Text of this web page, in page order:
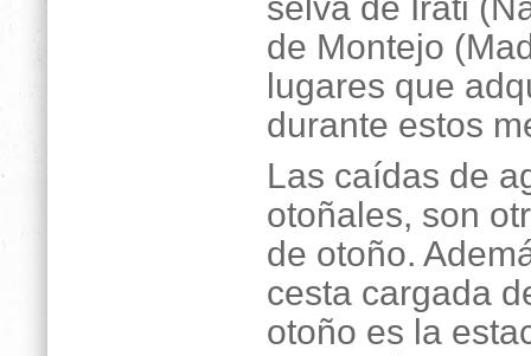
de Montejo
lugares que
durante estos
Las caídas de
otoñales, son
de otoño.
cesta cargada
otoño es la